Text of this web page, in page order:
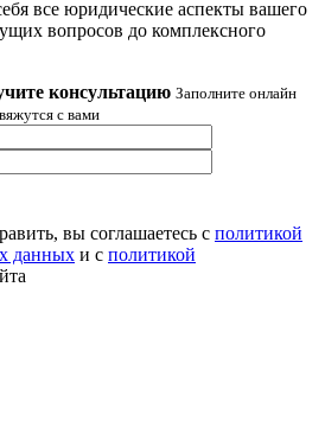
все юридические аспекты вашего
вопросов до комплексного
консультацию Заполните онлайн
с вами
вы соглашаетесь с политикой
данных и с политикой